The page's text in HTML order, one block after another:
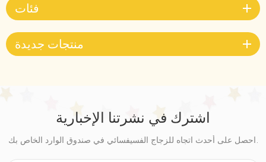
فئات
منتجات جديدة
اشترك في نشرتنا الإخبارية
احصل على أحدث اتجاه للزجاج الفسيفسائي في صندوق الوارد الخاص بك.